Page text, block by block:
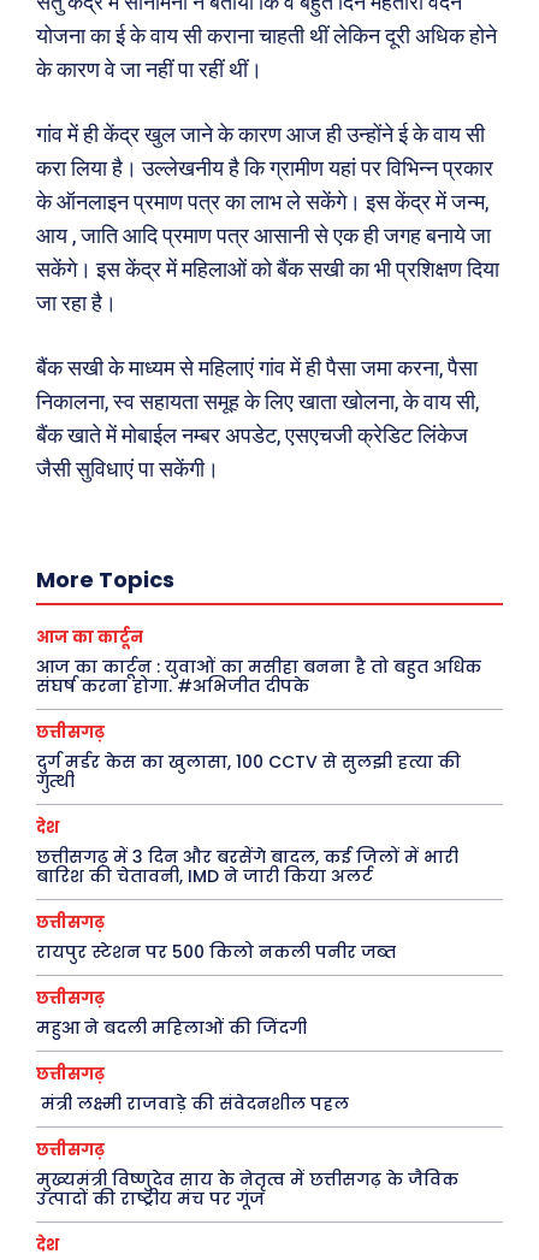
Type here... Search
ख़बरें
देश
दुनिया
राजनीति
सरकारी योजना
मनोरंजन
फ़िल्मी दुनिया
पर्यटन
जानकारी
Tech
Laptops
Mobiles
स्वास्थ्य
क़ायदे क़ानून जानकारी
कैरियर और शिक्षा
पूरब विशेष
वो ख़्वाबों के दिन
व्यंग्य : गुस्ताखी माफ़
आज का कार्टून
मधुर वचन
अन्य
X Youtube
योजना का ई के वाय सी कराना चाहती थीं लेकिन दूरी अधिक होने
के कारण वे जा नहीं पा रहीं थीं।
गांव में ही केंद्र खुल जाने के कारण आज ही उन्होंने ई के वाय सी
करा लिया है। उल्लेखनीय है कि ग्रामीण यहां पर विभिन्न प्रकार
के ऑनलाइन प्रमाण पत्र का लाभ ले सकेंगे। इस केंद्र में जन्म,
आय , जाति आदि प्रमाण पत्र आसानी से एक ही जगह बनाये जा
सकेंगे। इस केंद्र में महिलाओं को बैंक सखी का भी प्रशिक्षण दिया
जा रहा है।
बैंक सखी के माध्यम से महिलाएं गांव में ही पैसा जमा करना, पैसा
निकालना, स्व सहायता समूह के लिए खाता खोलना, के वाय सी,
बैंक खाते में मोबाईल नम्बर अपडेट, एसएचजी क्रेडिट लिंकेज
जैसी सुविधाएं पा सकेंगी।
More Topics
आज का कार्टून
आज का कार्टून : युवाओं का मसीहा बनना है तो बहुत अधिक
संघर्ष करना होगा. #अभिजीत दीपके
छत्तीसगढ़
दुर्ग मर्डर केस का खुलासा, 100 CCTV से सुलझी हत्या की
गुत्थी
देश
छत्तीसगढ़ में 3 दिन और बरसेंगे बादल, कई जिलों में भारी
बारिश की चेतावनी, IMD ने जारी किया अलर्ट
छत्तीसगढ़
रायपुर स्टेशन पर 500 किलो नकली पनीर जब्त
छत्तीसगढ़
महुआ ने बदली महिलाओं की जिंदगी
छत्तीसगढ़
मंत्री लक्ष्मी राजवाड़े की संवेदनशील पहल
छत्तीसगढ़
मुख्यमंत्री विष्णुदेव साय के नेतृत्व में छत्तीसगढ़ के जैविक
उत्पादों की राष्ट्रीय मंच पर गूंज
देश